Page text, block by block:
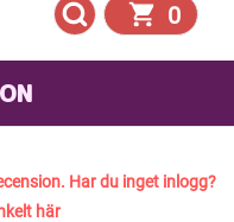
0
Har du inget inlogg?
här